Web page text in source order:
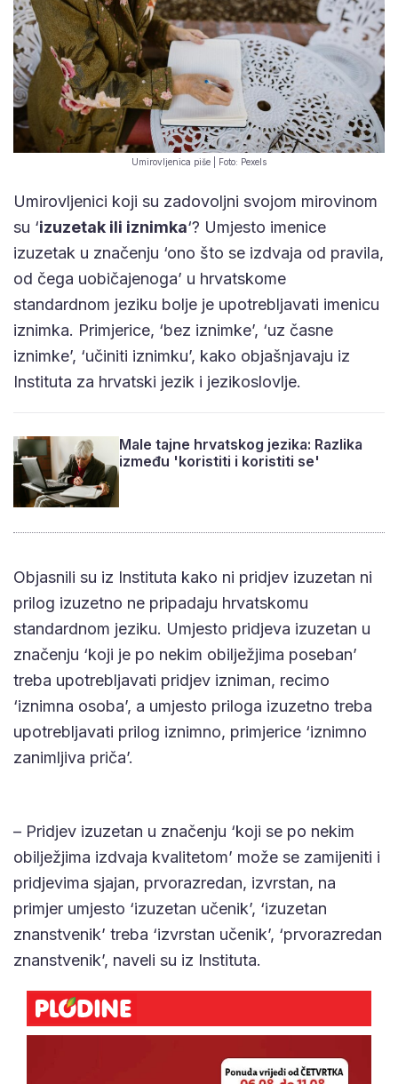
Umirovljenica piše | Foto: Pexels
Umirovljenici koji su zadovoljni svojom mirovinom
su ‘izuzetak ili iznimka‘? Umjesto imenice
izuzetak u značenju ‘ono što se izdvaja od pravila,
od čega uobičajenoga’ u hrvatskome
standardnom jeziku bolje je upotrebljavati imenicu
iznimka. Primjerice, ‘bez iznimke’, ‘uz časne
iznimke’, ‘učiniti iznimku’, kako objašnjavaju iz
Instituta za hrvatski jezik i jezikoslovlje.
Male tajne hrvatskog jezika: Razlika
između 'koristiti i koristiti se'
Objasnili su iz Instituta kako ni pridjev izuzetan ni
prilog izuzetno ne pripadaju hrvatskomu
standardnom jeziku. Umjesto pridjeva izuzetan u
značenju ‘koji je po nekim obilježjima poseban’
treba upotrebljavati pridjev izniman, recimo
‘iznimna osoba’, a umjesto priloga izuzetno treba
upotrebljavati prilog iznimno, primjerice ‘iznimno
zanimljiva priča’.
– Pridjev izuzetan u značenju ‘koji se po nekim
obilježjima izdvaja kvalitetom’ može se zamijeniti i
pridjevima sjajan, prvorazredan, izvrstan, na
primjer umjesto ‘izuzetan učenik’, ‘izuzetan
znanstvenik’ treba ‘izvrstan učenik’, ‘prvorazredan
znanstvenik’, naveli su iz Instituta.